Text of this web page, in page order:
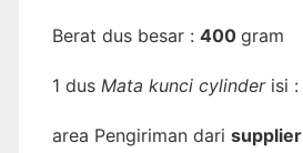
Berat dus besar : 400 gram
1 dus Mata kunci cylinderisi :
area Pengiriman dari